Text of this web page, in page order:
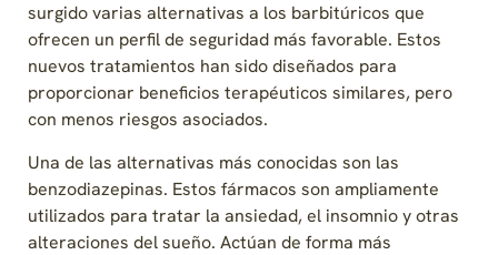
surgido varias alternativas a los barbitúricos que
ofrecen un perfil de seguridad más favorable. Estos
nuevos tratamientos han sido diseñados para
proporcionar beneficios terapéuticos similares, pero
con menos riesgos asociados.
Una de las alternativas más conocidas son las
benzodiazepinas. Estos fármacos son ampliamente
utilizados para tratar la ansiedad, el insomnio y otras
alteraciones del sueño. Actúan de forma más